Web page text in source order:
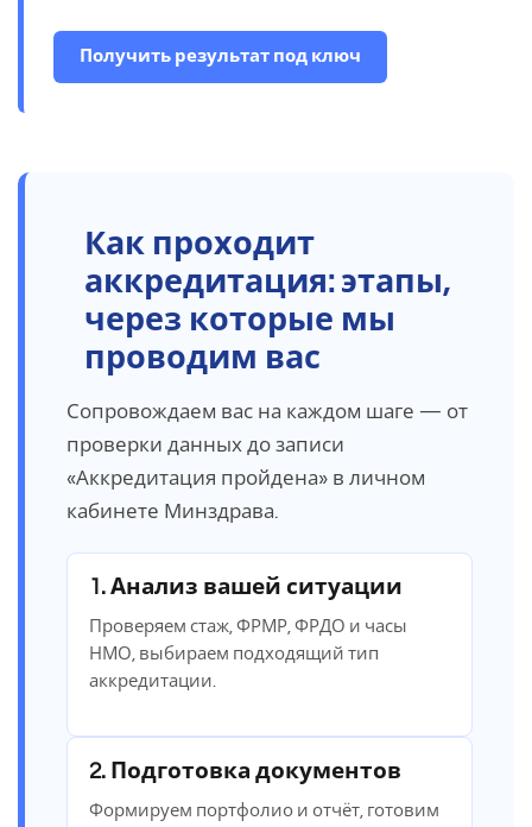
Получить результат под ключ
Как проходит
аккредитация: этапы,
через которые мы
проводим вас
Сопровождаем вас на каждом шаге — от
проверки данных до записи
«Аккредитация пройдена» в личном
кабинете Минздрава.
1. Анализ вашей ситуации
Проверяем стаж, ФРМР, ФРДО и часы
НМО, выбираем подходящий тип
аккредитации.
2. Подготовка документов
Формируем портфолио и отчёт, готовим